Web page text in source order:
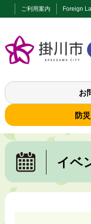
ご利用案内 Foreign
お
防
イベ